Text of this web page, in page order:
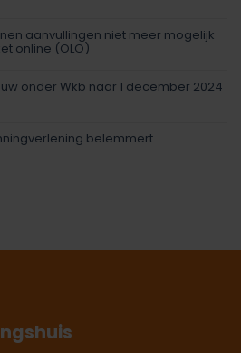
aanvullingen niet meer mogelijk
online (OLO)
onder Wkb naar 1 december 2024
belemmert